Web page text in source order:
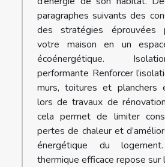
paragraphes suivants des
des stratégies éprouvées
votre maison en un
écoénergétique.
performante Renforcer
murs, toitures et planchers
lors de travaux de
cela permet de limiter
pertes de chaleur et
énergétique du
thermique efficace repose sur